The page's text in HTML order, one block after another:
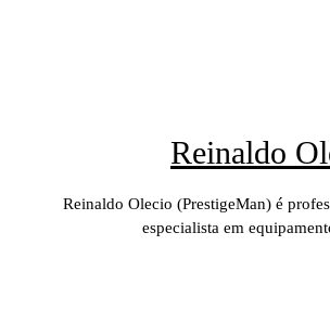
Reinaldo
Reinaldo Olecio (PrestigeMan) é
especialista em